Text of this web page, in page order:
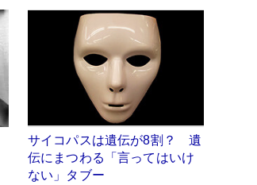
サイコパスは遺伝が8割？ 遺
伝にまつわる「言ってはいけ
ない」タブー